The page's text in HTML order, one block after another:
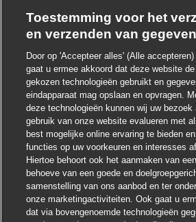
! Heb je interesse in deze baan?
Ik ben geïnteresseerd
Soortgelijke banen zoeken
Toestemming voor het
en verzenden van
Door op 'Accepteer alles' (Alle
gaat u ermee akkoord dat deze website
gekozen technologieën gebruikt en
eindapparaat mag opslaan en opvragen.
deze technologieën kunnen wij uw bezoek
gebruik van onze website evalueren met
best mogelijke online ervaring te bieden
functies op uw voorkeuren en interesses
Hiertoe behoort ook het aanmaken van
behoeve van een goede en
samenstelling van ons aanbod en ter
onze marketingactiviteiten. Ook gaat u
dat via bovengenoemde technologieën